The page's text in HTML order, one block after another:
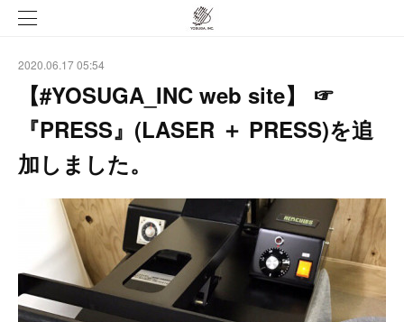
2020.06.17 05:54
【#YOSUGA_INC web site】 ☞
『PRESS』(LASER ＋ PRESS)を追
加しました。